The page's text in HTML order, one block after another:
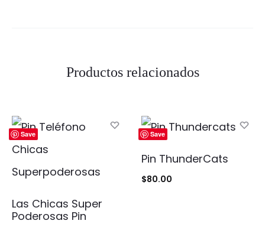
Productos relacionados
Save
Las Chicas Super
Poderosas Pin
Save
Pin ThunderCats
$80.00